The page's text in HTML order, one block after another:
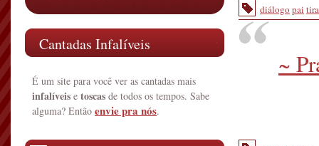
diálogo pai
~
Cantadas Infalíveis
É um site para você ver as cantadas mais
infalíveis e toscas de todos os tempos. Sabe
alguma? Então envie pra nós.